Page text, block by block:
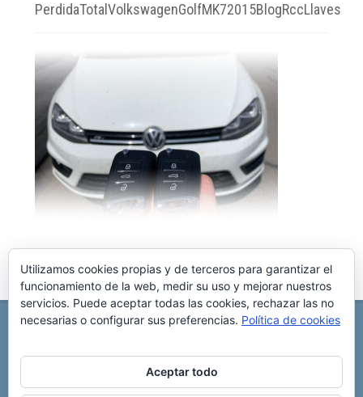
PerdidaTotalVolkswagenGolfMK72015BlogRccLlaves
REPARACIÓN CENTRALITA DE COCHE
C/ Virgen del pilar, 6 ,
Copyright © 2025 Reparación Centralita De Coche
Utilizamos cookies propias y de terceros para garantizar el
funcionamiento de la web, medir su uso y mejorar nuestros
servicios. Puede aceptar todas las cookies, rechazar las no
necesarias o configurar sus preferencias. Política de cookies
Aceptar todo